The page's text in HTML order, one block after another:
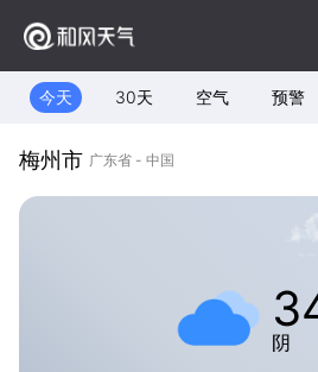
今天 30天 空气 预警
梅州市 广东省 - 中国
阴